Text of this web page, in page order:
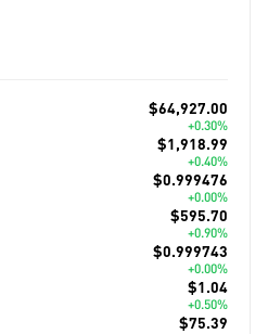
$64,927.00
+0.30%
$1,918.99
+0.40%
$0.999476
+0.00%
$595.70
+0.90%
$0.999743
+0.00%
$1.04
+0.50%
$75.39